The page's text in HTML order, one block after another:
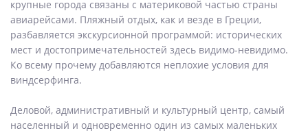
крупные города связаны с материковой частью страны
авиарейсами. Пляжный отдых, как и везде в Греции,
разбавляется экскурсионной программой: исторических
мест и достопримечательностей здесь видимо-невидимо.
Ко всему прочему добавляются неплохие условия для
виндсерфинга.
Деловой, административный и культурный центр, самый
населенный и одновременно один из самых маленьких